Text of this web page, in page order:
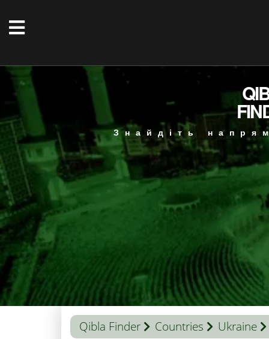
Знайдіть
Qibla Finder Countries Ukraine